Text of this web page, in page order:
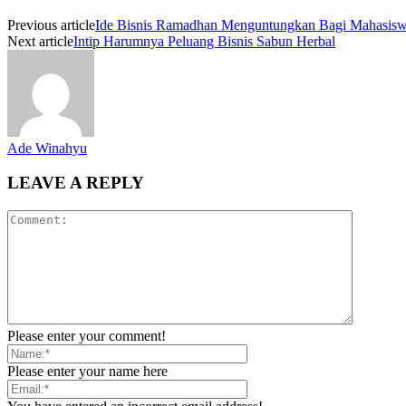
Previous articleIde Bisnis Ramadhan Menguntungkan Bagi
Next articleIntip Harumnya Peluang Bisnis Sabun Herbal
Ade Winahyu
LEAVE A REPLY
Please enter your comment!
Please enter your name here